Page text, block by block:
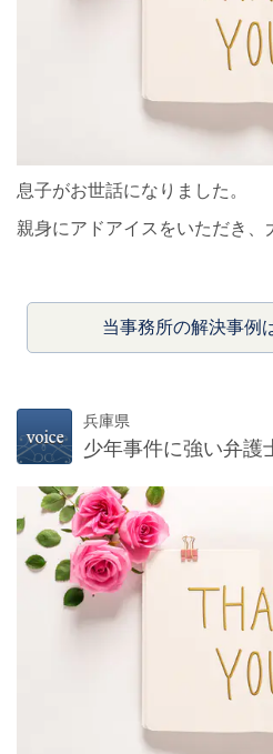
息子がお世話になりました。
親身にアドアイスをいただき、
当事務所の解決事例
兵庫県
少年事件に強い弁護